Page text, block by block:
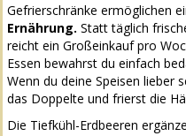
Gefrierschränke ermöglichen
Ernährung. Statt täglich
reicht ein Großeinkauf pro
Essen bewahrst du einfach
Wenn du deine Speisen lieber
das Doppelte und frierst die
Die Tiefkühl-Erdbeeren